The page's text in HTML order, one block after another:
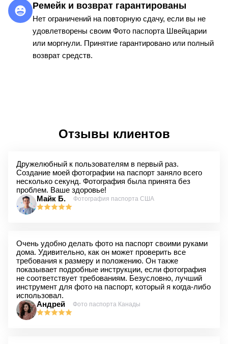
Ремейк и возврат гарантированы
Нет ограничений на повторную сдачу, если вы не
удовлетворены своим Фото паспорта Швейцарии
или моргнули. Принятие гарантировано или полный
возврат средств.
Отзывы клиентов
Дружелюбный к пользователям в первый раз.
Создание моей фотографии на паспорт заняло всего
несколько секунд. Фотография была принята без
проблем. Ваше здоровье!
Майк Б.
Фотография паспорта США
Очень удобно делать фото на паспорт своими руками
дома. Удивительно, как он может проверить все
требования к размеру и положению. Он также
показывает подробные инструкции, если фотография
не соответствует требованиям. Безусловно, лучший
инструмент для фото на паспорт, который я когда-либо
использовал.
Андрей
Фото паспорта Канады